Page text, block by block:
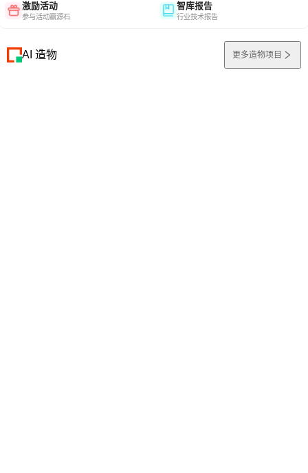
激励活动
参与活动赢源石
智库报告
行业技术报告
AI 造物 更多造物项目